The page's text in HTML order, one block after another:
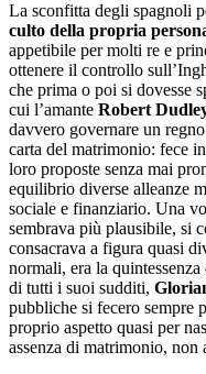
La sconfitta degli spagnoli
culto della propria
appetibile per molti re e
ottenere il controllo
che prima o poi si dovesse
cui l’amante Robert
davvero governare un
carta del matrimonio: fece
loro proposte senza mai
equilibrio diverse alleanze
sociale e finanziario. Una
sembrava più plausibile, si
consacrava a figura quasi
normali, era la
di tutti i suoi sudditi,
pubbliche si fecero sempre
proprio aspetto quasi per
assenza di matrimonio, non